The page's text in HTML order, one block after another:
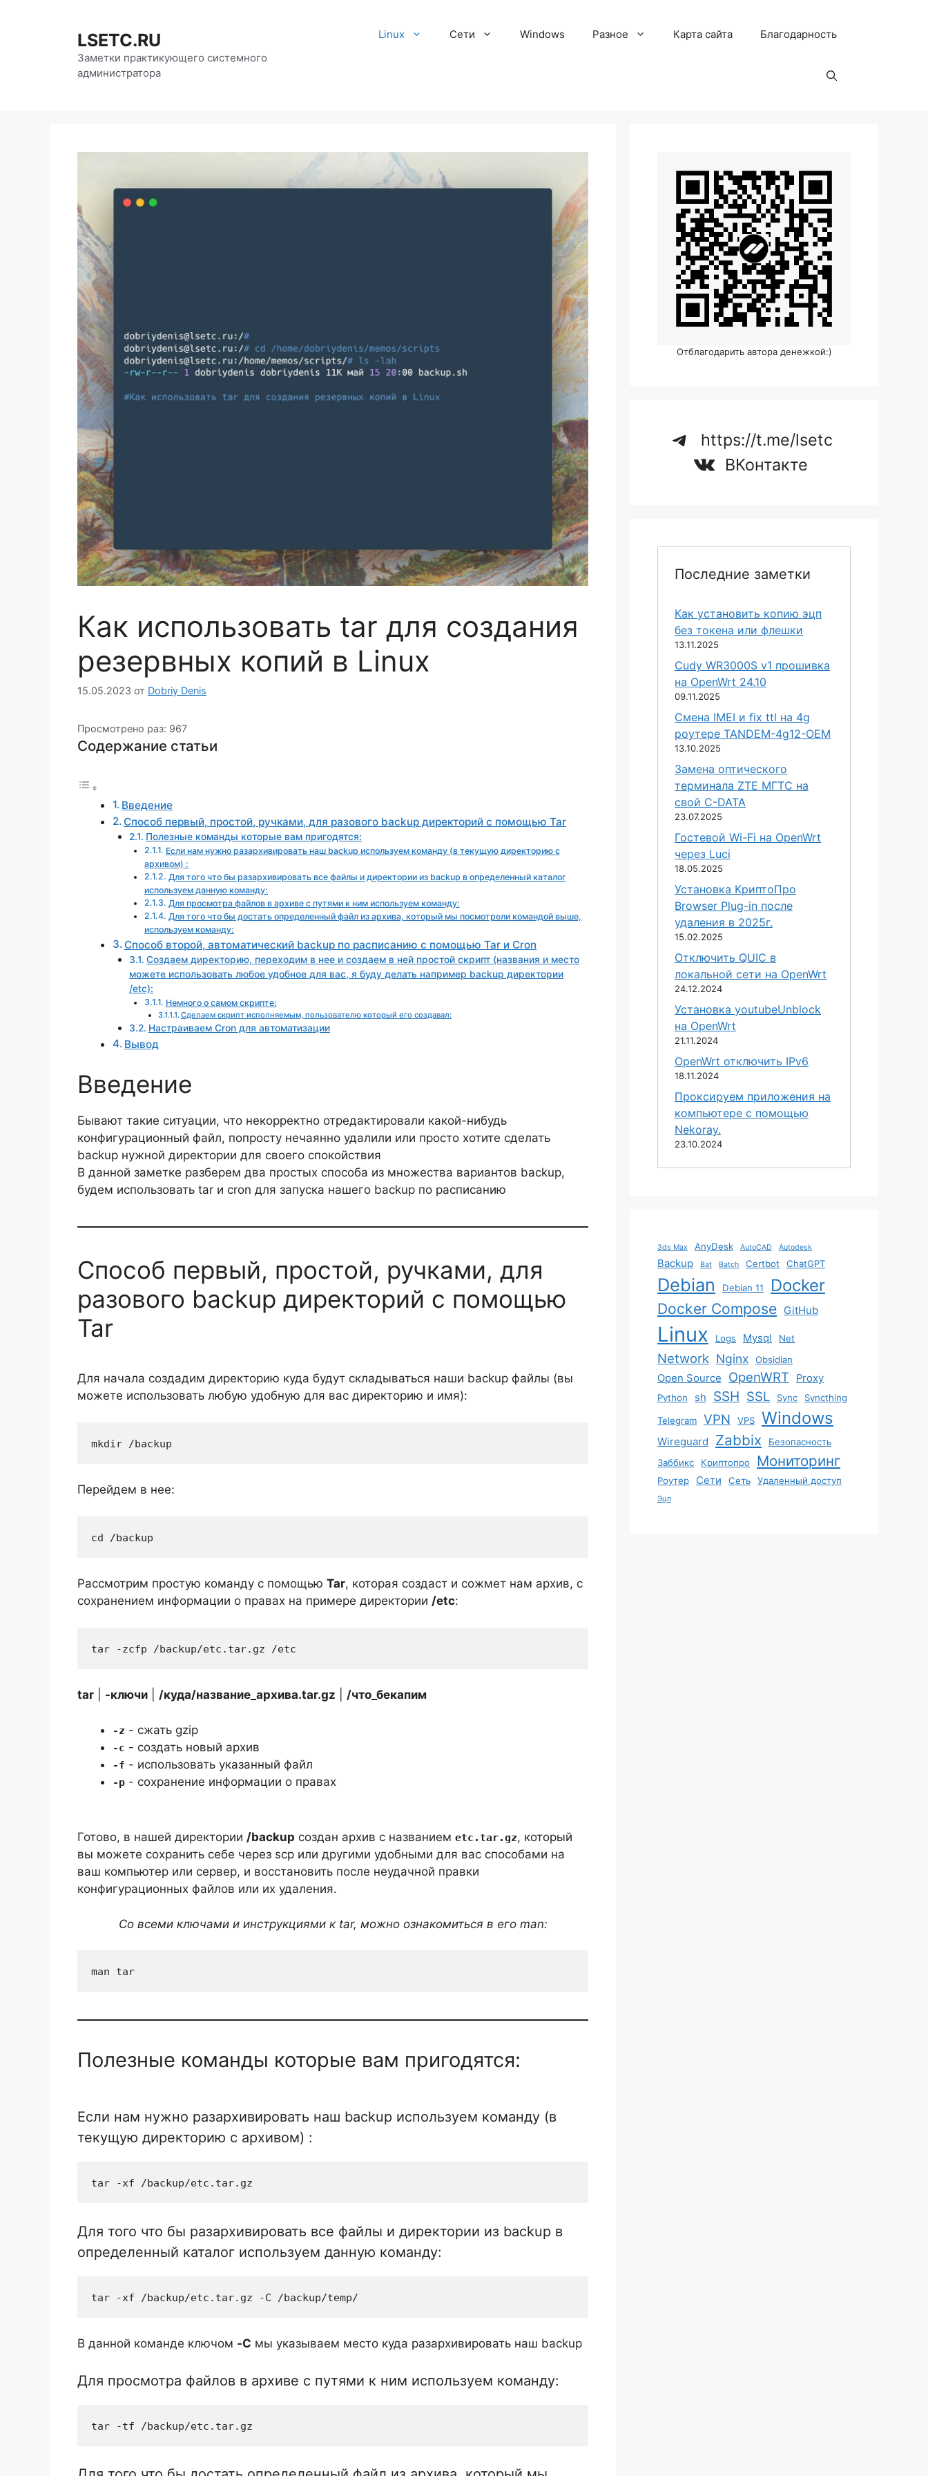
содержимомуLSETC.RU
Заметки практикующего системного
администратора
Linux Сети Windows Разное Карта сайта Благодарность
Как использовать tar для создания
резервных копий в Linux
15.05.2023 от Dobriy Denis
Просмотрено раз: 967
Содержание статьи
Введение
Способ первый, простой, ручками, для разового backup директорий с помощью Tar
Полезные команды которые вам пригодятся:
Если нам нужно разархивировать наш backup используем команду (в текущую директорию с
архивом) :
Для того что бы разархивировать все файлы и директории из backup в определенный каталог
используем данную команду:
Для просмотра файлов в архиве с путями к ним используем команду:
Для того что бы достать определенный файл из архива, который мы посмотрели командой выше,
используем команду:
Способ второй, автоматический backup по расписанию с помощью Tar и Cron
Создаем директорию, переходим в нее и создаем в ней простой скрипт (названия и место
можете использовать любое удобное для вас, я буду делать например backup директории
/etc):
Немного о самом скрипте:
Сделаем скрипт исполняемым, пользователю который его создавал:
Настраиваем Cron для автоматизации
Вывод
Введение
Бывают такие ситуации, что некорректно отредактировали какой-нибудь
конфигурационный файл, попросту нечаянно удалили или просто хотите сделать
backup нужной директории для своего спокойствия
В данной заметке разберем два простых способа из множества вариантов backup,
будем использовать tar и cron для запуска нашего backup по расписанию
Способ первый, простой, ручками, для
разового backup директорий с помощью
Tar
Для начала создадим директорию куда будут складываться наши backup файлы (вы
можете использовать любую удобную для вас директорию и имя):
mkdir /backup
Перейдем в нее:
cd /backup
Рассмотрим простую команду с помощью Tar, которая создаст и сожмет нам архив, с
сохранением информации о правах на примере директории /etc:
tar -zcfp /backup/etc.tar.gz /etc
tar -ключи /куда/название_архива.tar.gz /что_бекапим
-z - сжать gzip
-с - создать новый архив
-f - использовать указанный файл
-p - сохранение информации о правах
Готово, в нашей директории /backup создан архив с названием etc.tar.gz, который
вы можете сохранить себе через scp или другими удобными для вас способами на
ваш компьютер или сервер, и восстановить после неудачной правки
конфигурационных файлов или их удаления.
Со всеми ключами и инструкциями к tar, можно ознакомиться в его man:
man tar
Полезные команды которые вам пригодятся:
Если нам нужно разархивировать наш backup используем команду (в
текущую директорию с архивом) :
tar -xf /backup/etc.tar.gz
Для того что бы разархивировать все файлы и директории из backup в
определенный каталог используем данную команду:
tar -xf /backup/etc.tar.gz -C /backup/temp/
В данной команде ключом -C мы указываем место куда разархивировать наш backup
Для просмотра файлов в архиве с путями к ним используем команду:
tar -tf /backup/etc.tar.gz
Отблагодарить автора денежкой:)
https://t.me/lsetc
ВКонтакте
Последние заметки
Как установить копию эцп
без токена или флешки
13.11.2025
Cudy WR3000S v1 прошивка
на OpenWrt 24.10
09.11.2025
Смена IMEI и fix ttl на 4g
роутере TANDEM-4g12-OEM
13.10.2025
Замена оптического
терминала ZTE МГТС на
свой C-DATA
23.07.2025
Гостевой Wi-Fi на OpenWrt
через Luci
18.05.2025
Установка КриптоПро
Browser Plug-in после
удаления в 2025г.
15.02.2025
Отключить QUIC в
локальной сети на OpenWrt
24.12.2024
Установка youtubeUnblock
на OpenWrt
21.11.2024
OpenWrt отключить IPv6
18.11.2024
Проксируем приложения на
компьютере с помощью
Nekoray.
23.10.2024
3ds Max AnyDesk AutoCAD Autodesk
Backup Bat Batch Certbot ChatGPT
Debian Debian 11 Docker
Docker Compose GitHub
Linux Logs Mysql Net
Network Nginx Obsidian
Open Source OpenWRT Proxy
Python sh SSH SSL Sync Syncthing
Telegram VPN VPS Windows
Wireguard Zabbix
Безопасность
Заббикс
Криптопро Мониторинг
Роутер Сети Сеть Удаленный доступ
Эцп